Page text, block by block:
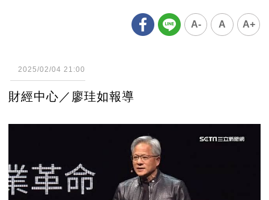
A- A A+
2025/02/04 21:00
財經中心／廖珪如報導